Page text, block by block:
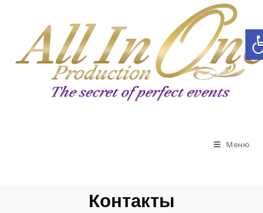
Открыть панель инструментов
Меню
Контакты